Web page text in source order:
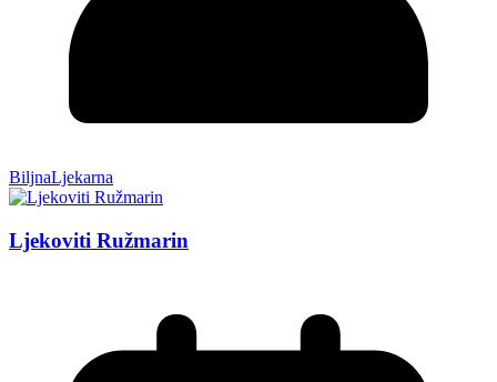
BiljnaLjekarna
Ljekoviti Ružmarin